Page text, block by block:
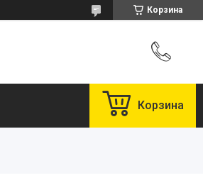
Корзина
Корзина